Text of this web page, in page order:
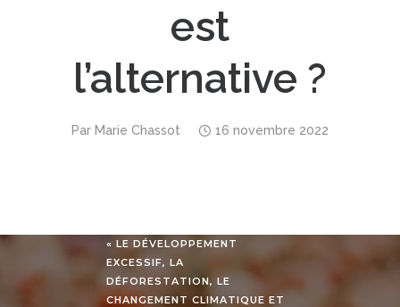
est
l’alternative ?
Par Marie Chassot 16 novembre 2022
« LE DÉVELOPPEMENT
EXCESSIF, LA
DÉFORESTATION, LE
CHANGEMENT CLIMATIQUE ET